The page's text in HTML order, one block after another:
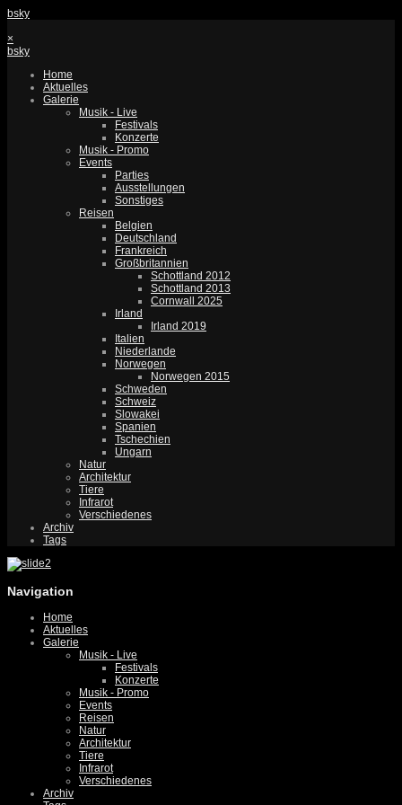
bsky
×
bsky
Home
Aktuelles
Galerie
Musik - Live
Festivals
Konzerte
Musik - Promo
Events
Parties
Ausstellungen
Sonstiges
Reisen
Belgien
Deutschland
Frankreich
Großbritannien
Schottland 2012
Schottland 2013
Cornwall 2025
Irland
Irland 2019
Italien
Niederlande
Norwegen
Norwegen 2015
Schweden
Schweiz
Slowakei
Spanien
Tschechien
Ungarn
Natur
Architektur
Tiere
Infrarot
Verschiedenes
Archiv
Tags
Navigation
Home
Aktuelles
Galerie
Musik - Live
Festivals
Konzerte
Musik - Promo
Events
Reisen
Natur
Architektur
Tiere
Infrarot
Verschiedenes
Archiv